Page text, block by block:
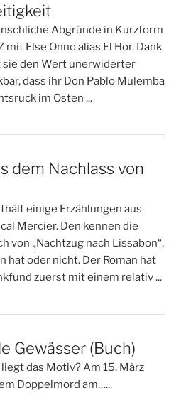
Abgründe in Kurzform
Else Onno alias El Hor. Dank
den Wert unerwiderter
dass ihr Don Pablo Mulemba
im Osten ...
dem Nachlass von
einige Erzählungen aus
Mercier. Den kennen die
von „Nachtzug nach Lissabon“,
hat oder nicht. Der Roman hat
zuerst mit einem relativ ...
Gewässer (Buch)
das Motiv? Am 15. März
Doppelmord am…...